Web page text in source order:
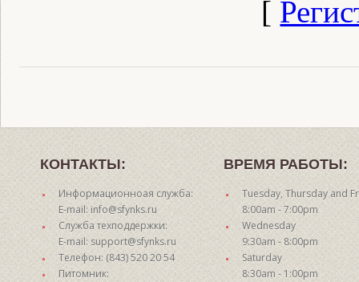
[
КОНТАКТЫ:
Информационноая служба:
E-mail: info@sfynks.ru
Служба техподдержки:
E-mail: support@sfynks.ru
Телефон: (843) 520 20 54
Питомник:
ВРЕМЯ РАБОТЫ:
Tuesday, Thursday and
8:00am - 7:00pm
Wednesday
9:30am - 8:00pm
Saturday
8:30am - 1:00pm